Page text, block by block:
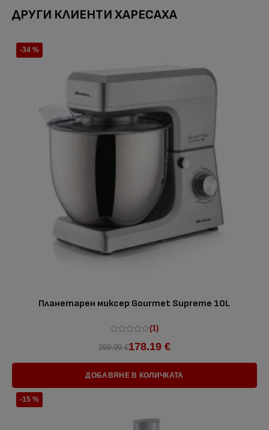
ДРУГИ КЛИЕНТИ ХАРЕСАХА
-34 %
Планетарен миксер Gourmet Supreme 10L
(1)
269.99 €178.19 €
ДОБАВЯНЕ В КОЛИЧКАТА
-15 %